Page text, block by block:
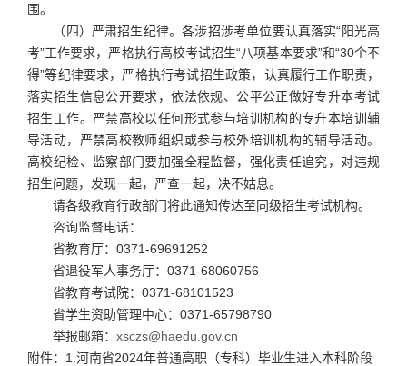
围。
（四）严肃招生纪律。各涉招涉考单位要认真落实“阳光高
考”工作要求，严格执行高校考试招生“八项基本要求”和“30个不
得”等纪律要求，严格执行考试招生政策，认真履行工作职责，
落实招生信息公开要求，依法依规、公平公正做好专升本考试
招生工作。严禁高校以任何形式参与培训机构的专升本培训辅
导活动，严禁高校教师组织或参与校外培训机构的辅导活动。
高校纪检、监察部门要加强全程监督，强化责任追究，对违规
招生问题，发现一起，严查一起，决不姑息。
请各级教育行政部门将此通知传达至同级招生考试机构。
咨询监督电话：
省教育厅：0371-69691252
省退役军人事务厅：0371-68060756
省教育考试院：0371-68101523
省学生资助管理中心：0371-65798790
举报邮箱： xsczs@haedu.gov.cn
附件：1.河南省2024年普通高职（专科）毕业生进入本科阶段